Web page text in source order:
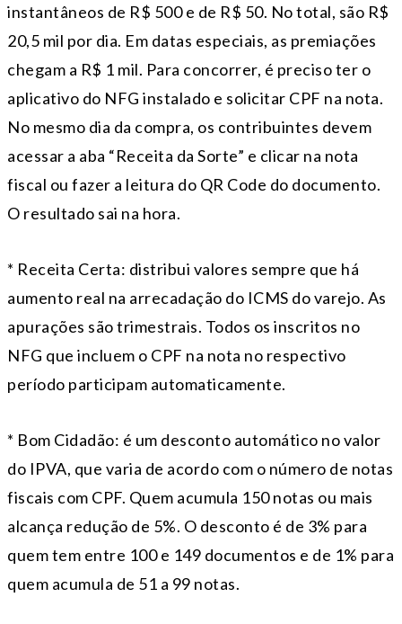
instantâneos de R$ 500 e de R$ 50. No total, são R$
20,5 mil por dia. Em datas especiais, as premiações
chegam a R$ 1 mil. Para concorrer, é preciso ter o
aplicativo do NFG instalado e solicitar CPF na nota.
No mesmo dia da compra, os contribuintes devem
acessar a aba “Receita da Sorte” e clicar na nota
fiscal ou fazer a leitura do QR Code do documento.
O resultado sai na hora.
* Receita Certa: distribui valores sempre que há
aumento real na arrecadação do ICMS do varejo. As
apurações são trimestrais. Todos os inscritos no
NFG que incluem o CPF na nota no respectivo
período participam automaticamente.
* Bom Cidadão: é um desconto automático no valor
do IPVA, que varia de acordo com o número de notas
fiscais com CPF. Quem acumula 150 notas ou mais
alcança redução de 5%. O desconto é de 3% para
quem tem entre 100 e 149 documentos e de 1% para
quem acumula de 51 a 99 notas.